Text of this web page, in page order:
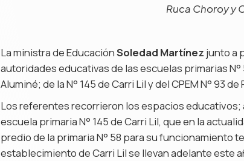
Ruca Choroy y
La ministra de EducaciónSoledad Martínez junto a
autoridades educativas de las escuelas primarias N°
Aluminé; de la N° 145 de Carri Lil y del CPEM N° 93
Los referentes recorrieron los espacios educativos;
escuela primaria N° 145 de Carri Lil, que en la
predio de la primaria N° 58 para su funcionamiento
establecimiento de Carri Lil se llevan adelante este